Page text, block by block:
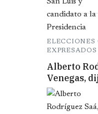
ELECCIONES
Alberto
Venegas,